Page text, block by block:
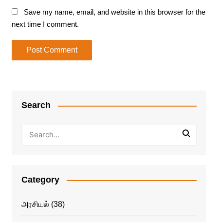
Save my name, email, and website in this browser for the
next time I comment.
Search
Category
அரசியல் (38)